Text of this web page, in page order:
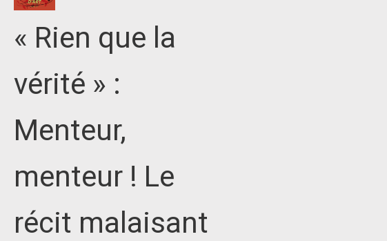
« Rien que la
vérité » :
Menteur,
menteur ! Le
récit malaisant